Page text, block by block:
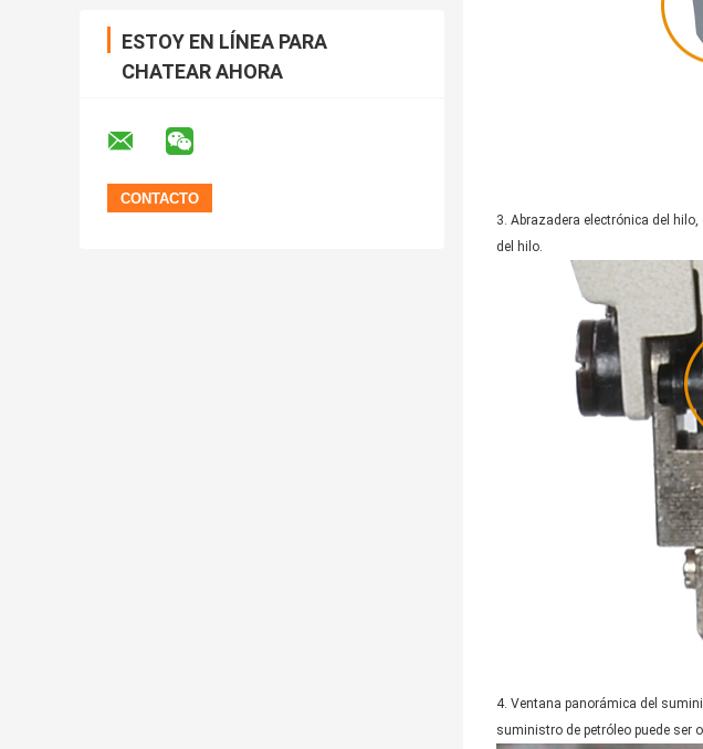
ESTOY EN LÍNEA PARA
CHATEAR AHORA
3. Abrazadera electrónica del
del hilo.
4. Ventana panorámica del
suministro de petróleo puede ser